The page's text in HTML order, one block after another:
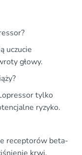
uczucie
głowy.
tylko
ryzyko.
receptorów beta-
krwi.